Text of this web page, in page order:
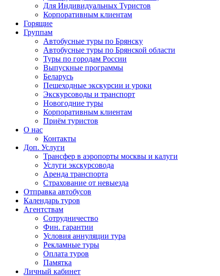
Для Индивидуальных Туристов
Корпоративным клиентам
Горящие
Группам
Автобусные туры по Брянску
Автобусные туры по Брянской области
Туры по городам России
Выпускные программы
Беларусь
Пешеходные экскурсии и уроки
Экскурсоводы и транспорт
Новогодние туры
Корпоративным клиентам
Приём туристов
О нас
Контакты
Доп. Услуги
Трансфер в аэропорты москвы и калуги
Услуги экскурсовода
Аренда транспорта
Страхование от невыезда
Отправка автобусов
Календарь туров
Агентствам
Сотрудничество
Фин. гарантии
Условия аннуляции тура
Рекламные туры
Оплата туров
Памятка
Личный кабинет